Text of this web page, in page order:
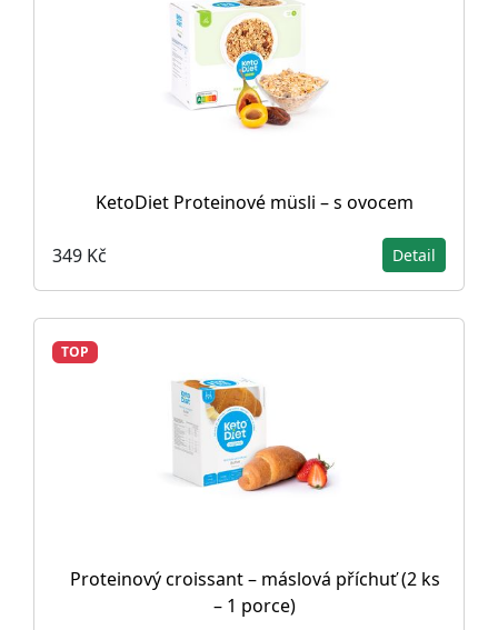
KetoDiet Proteinové müsli – s ovocem
349 Kč Detail
TOP
Proteinový croissant – máslová příchuť (2 ks
– 1 porce)